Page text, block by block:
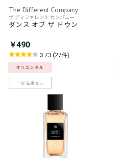
The Different Company
ザ ディファレント カンパニー
ダンス オブ ザ ドウン
￥490
3.73 (27件)
オリエンタル
一部在庫なし